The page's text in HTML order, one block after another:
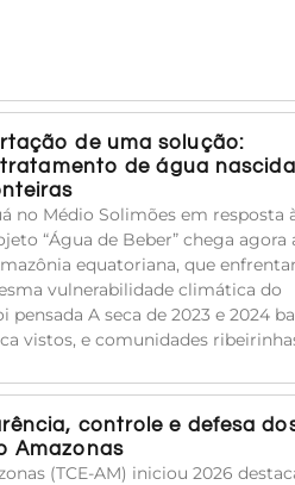
de uma solução:
de água
no Médio Solimões em resposta
“Água de Beber” chega agora
equatoriana, que
vulnerabilidade climática do
A seca de 2023 e 2024
vistos, e comunidades
controle e defesa
Amazonas
(TCE-AM) iniciou 2026